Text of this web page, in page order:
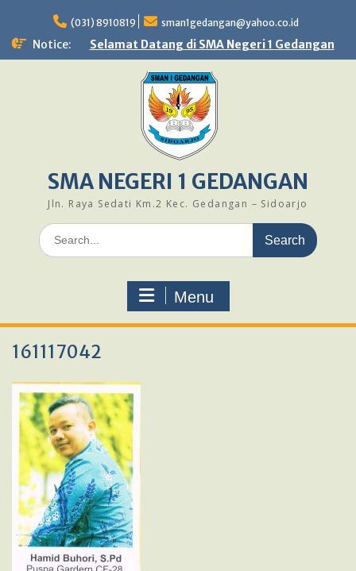
content
(031) 8910819 sman1gedangan@yahoo.co.id
Notice: Selamat Datang di SMA Negeri 1 Gedangan
SMA NEGERI 1 GEDANGAN
Jln. Raya Sedati Km.2 Kec. Gedangan – Sidoarjo
Search
for:
Menu
161117042